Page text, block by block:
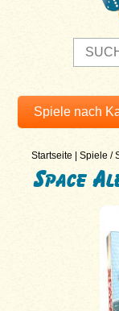
Startseite |Spiele /
Space